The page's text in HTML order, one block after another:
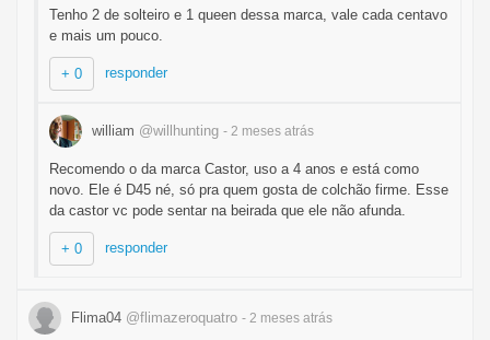
Tenho 2 de solteiro e 1 queen dessa marca, vale cada centavo
e mais um pouco.
+ 0 responder
william @willhunting - 2 meses atrás
Recomendo o da marca Castor, uso a 4 anos e está como
novo. Ele é D45 né, só pra quem gosta de colchão firme. Esse
da castor vc pode sentar na beirada que ele não afunda.
+ 0 responder
Flima04 @flimazeroquatro - 2 meses atrás